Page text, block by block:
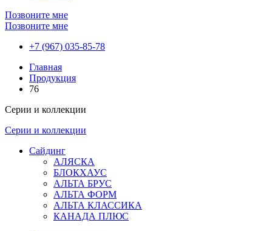
Позвоните мне
Позвоните мне
+7 (967) 035-85-78
Главная
Продукция
76
Серии и коллекции
Серии и коллекции
Сайдинг
АЛЯСКА
БЛОКХАУС
АЛЬТА БРУС
АЛЬТА ФОРМ
АЛЬТА КЛАССИКА
КАНАДА ПЛЮС